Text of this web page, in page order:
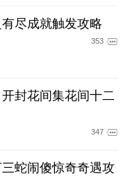
尽成就触发攻略
353
开封花间集花间十二
347
蛇闹傻惊奇奇遇攻